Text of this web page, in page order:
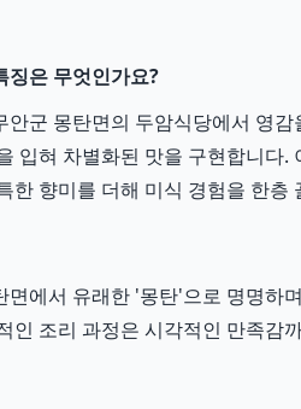
징은 무엇인가요?
군 몽탄면의 두암식당에서 영
입혀 차별화된 맛을 구현합니다
한 향미를 더해 미식 경험을 한층
면에서 유래한 '몽탄'으로 명명하
인 조리 과정은 시각적인 만족감